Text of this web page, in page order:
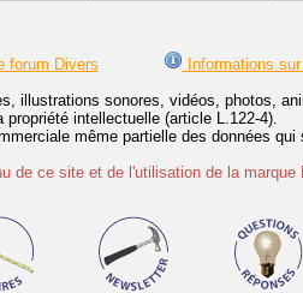
forum Divers Informations
illustrations sonores, vidéos, photos,
intellectuelle (article L.122-4).
même partielle des données
de ce site et de l'utilisation de la